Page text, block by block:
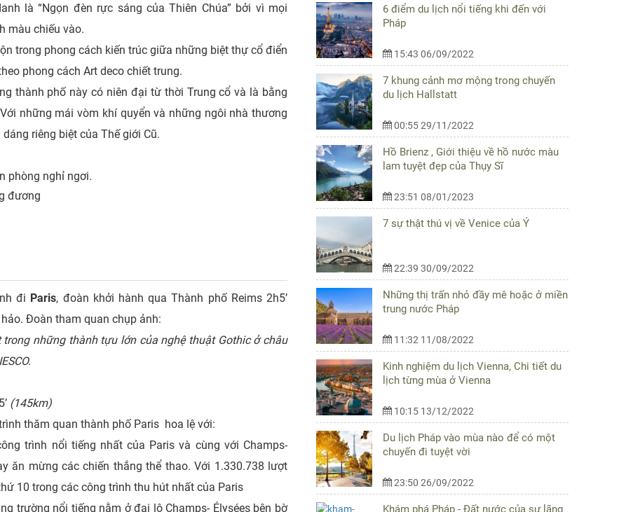
là “Ngọn đèn rực sáng của Thiên Chúa” bởi vì mọi
màu chiếu vào.
trong phong cách kiến trúc giữa những biệt thự cổ điển
phong cách Art deco chiết trung.
thành phố này có niên đại từ thời Trung cổ và là bằng
những mái vòm khí quyển và những ngôi nhà thương
riêng biệt của Thế giới Cũ.
phòng nghỉ ngơi.
đương
đi Paris, đoàn khởi hành qua Thành phố Reims 2h5’
Đoàn tham quan chụp ảnh:
trong những thành tựu lớn của nghệ thuật Gothic ở châu
(145km)
thăm quan thành phố Paris hoa lệ với:
trình nổi tiếng nhất của Paris và cùng với Champs-
ăn mừng các chiến thắng thể thao. Với 1.330.738 lượt
10 trong các công trình thu hút nhất của Paris
trường nổi tiếng nằm ở đại lộ Champs- Élysées bên bờ
6 điểm du lịch nổi tiếng khi đến với
Pháp
15:43 06/09/2022
7 khung cảnh mơ mộng trong chuyến
du lịch Hallstatt
00:55 29/11/2022
Hồ Brienz , Giới thiệu về hồ nước màu
lam tuyệt đẹp của Thụy Sĩ
23:51 08/01/2023
7 sự thật thú vị về Venice của Ý
22:39 30/09/2022
Những thị trấn nhỏ đầy mê hoặc ở miền
trung nước Pháp
11:32 11/08/2022
Kinh nghiệm du lịch Vienna, Chi tiết du
lịch từng mùa ở Vienna
10:15 13/12/2022
Du lịch Pháp vào mùa nào để có một
chuyến đi tuyệt vời
23:50 26/09/2022
Khám phá Pháp - Đất nước của sự lãng